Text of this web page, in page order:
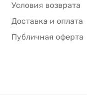
Условия возврата
Доставка и оплата
Публичная оферта